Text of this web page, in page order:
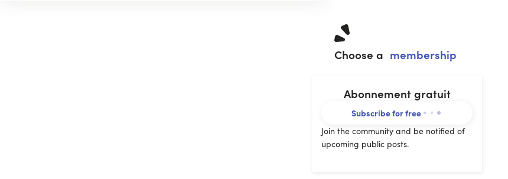
Choose a membership
Abonnement gratuit
Subscribe for free
Join the community and be notified of
upcoming public posts.